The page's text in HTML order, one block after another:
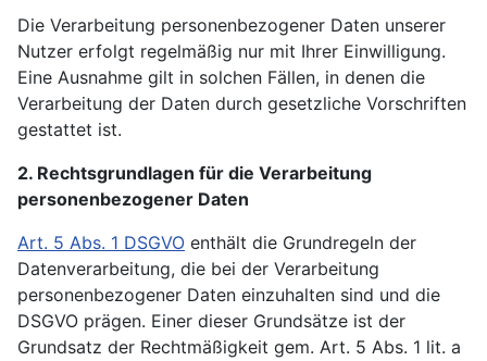
Die Verarbeitung personenbezogener Daten unserer
Nutzer erfolgt regelmäßig nur mit Ihrer Einwilligung.
Eine Ausnahme gilt in solchen Fällen, in denen die
Verarbeitung der Daten durch gesetzliche Vorschriften
gestattet ist.
2. Rechtsgrundlagen für die Verarbeitung
personenbezogener Daten
Art. 5 Abs. 1 DSGVO enthält die Grundregeln der
Datenverarbeitung, die bei der Verarbeitung
personenbezogener Daten einzuhalten sind und die
DSGVO prägen. Einer dieser Grundsätze ist der
Grundsatz der Rechtmäßigkeit gem. Art. 5 Abs. 1 lit. a